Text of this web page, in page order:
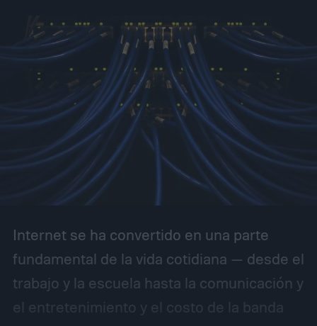
Internet se ha convertido en una parte
fundamental de la vida cotidiana — desde el
trabajo y la escuela hasta la comunicación y
el entretenimiento y el costo de la banda